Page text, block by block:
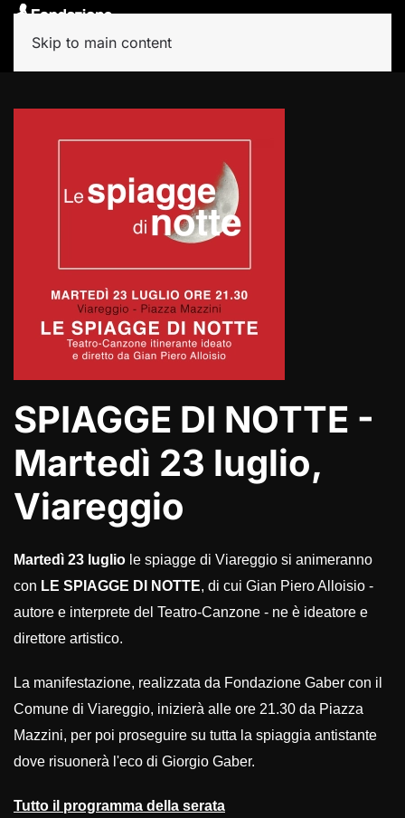
Skip to main content
SPIAGGE DI NOTTE -
Martedì 23 luglio,
Viareggio
Martedì 23 luglio le spiagge di Viareggio si animeranno
con LE SPIAGGE DI NOTTE, di cui Gian Piero Alloisio -
autore e interprete del Teatro-Canzone - ne è ideatore e
direttore artistico.
La manifestazione, realizzata da Fondazione Gaber con il
Comune di Viareggio, inizierà alle ore 21.30 da Piazza
Mazzini, per poi proseguire su tutta la spiaggia antistante
dove risuonerà l'eco di Giorgio Gaber.
Tutto il programma della serata